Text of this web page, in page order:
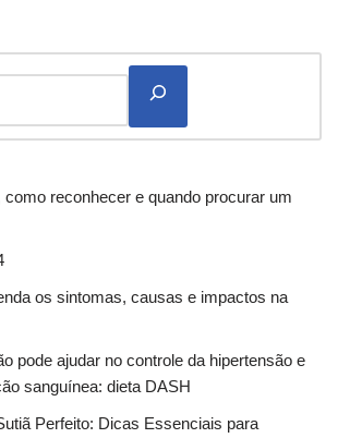
como reconhecer e quando procurar um
os sintomas, causas e impactos na
pode ajudar no controle da hipertensão e
sanguínea: dieta DASH
Perfeito: Dicas Essenciais para